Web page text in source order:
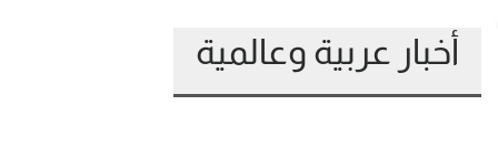
أخبار عربية وعالمية